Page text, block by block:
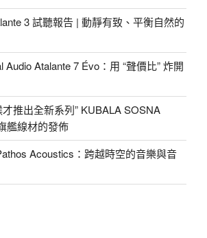
3 試聽報告 | 動靜有致、平衡自然的
Atalante 7 Évo：用 “聲價比” 炸開
推出全新系列” KUBALA SOSNA
艦線材的發佈
Acoustics：跨越時空的音樂與音